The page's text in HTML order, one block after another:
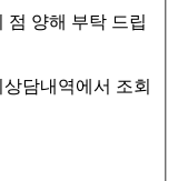
점 양해 부탁 드립
담내역에서 조회